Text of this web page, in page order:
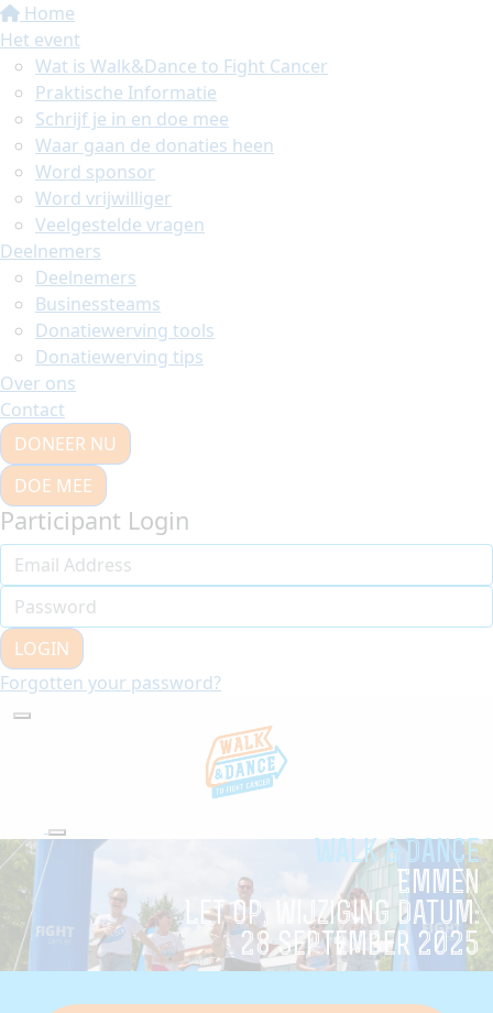
Home
Het event
Wat is Walk&Dance to Fight Cancer
Praktische Informatie
Schrijf je in en doe mee
Waar gaan de donaties heen
Word sponsor
Word vrijwilliger
Veelgestelde vragen
Deelnemers
Deelnemers
Businessteams
Donatiewerving tools
Donatiewerving tips
Over ons
Contact
DONEER NU
DOE MEE
Participant Login
LOGIN
Forgotten your password?
Walk & Dance
Emmen
Let op, wijziging datum:
28 september 2025